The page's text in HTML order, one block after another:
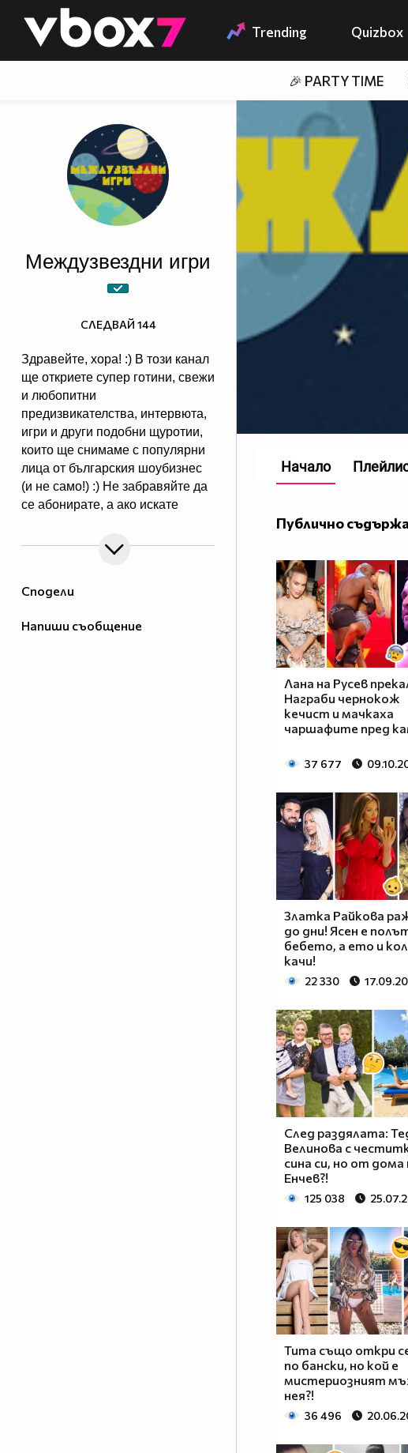
👾 Trending Quizbox
🎉 PARTY TIME
Сподели
Напиши съобщение
Междузвездни игри
Здравейте, хора! :) В този канал
ще откриете супер готини, свежи
и любопитни
предизвикателства, интервюта,
игри и други подобни щуротии,
които ще снимаме с популярни
лица от българския шоубизнес
(и не само!) :) Не забравяйте да
се абонирате, а ако искате
звезда, пишете ми!
СЛЕДВАЙ 144
Публично
Лана на Русев
Награби чернокож
кечист и мачкаха
чаршафите пред
37 677
Златка Райкова
до дни! Ясен е
бебето, а ето и
качи!
22 330
След раздялата:
Велинова с
сина си, но от дома
Енчев?!
125 038
Тита също откри
по бански, но кой е
мистериозният
нея?!
36 496
Начало